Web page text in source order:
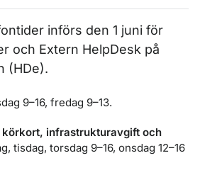
införs den 1 juni för
och Extern HelpDesk på
(HDe).
9–16, fredag 9–13.
körkort, infrastrukturavgift och
tisdag, torsdag 9–16, onsdag 12–16